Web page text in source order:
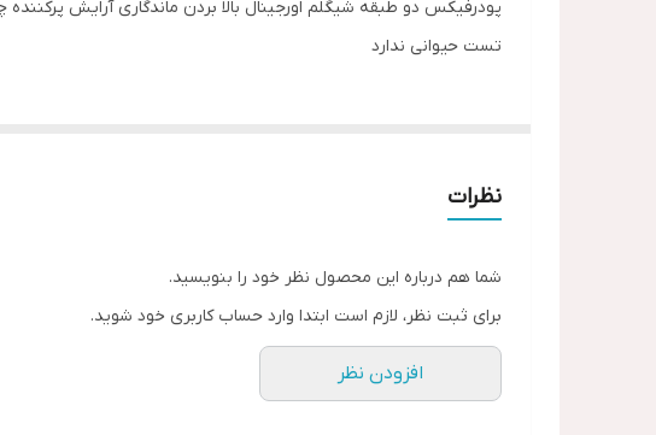
پودرفیکس دو طبقه شیگلم اورجینال بالا بردن ماندگاری آرایش
تست حیوانی ندارد
نظرات
شما هم درباره این محصول نظر خود را بنویسید.
برای ثبت نظر، لازم است ابتدا وارد حساب کاربری خود شوید.
افزودن نظر